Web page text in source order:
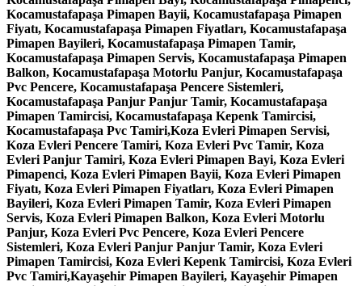
Kocamustafapaşa Pimapen Bayii, Kocamustafapaşa Pimapen
Fiyatı, Kocamustafapaşa Pimapen Fiyatları, Kocamustafapaşa
Pimapen Bayileri, Kocamustafapaşa Pimapen Tamir,
Kocamustafapaşa Pimapen Servis, Kocamustafapaşa Pimapen
Balkon, Kocamustafapaşa Motorlu Panjur, Kocamustafapaşa
Pvc Pencere, Kocamustafapaşa Pencere Sistemleri,
Kocamustafapaşa Panjur Panjur Tamir, Kocamustafapaşa
Pimapen Tamircisi, Kocamustafapaşa Kepenk Tamircisi,
Kocamustafapaşa Pvc Tamiri,Koza Evleri Pimapen Servisi,
Koza Evleri Pencere Tamiri, Koza Evleri Pvc Tamir, Koza
Evleri Panjur Tamiri, Koza Evleri Pimapen Bayi, Koza Evleri
Pimapenci, Koza Evleri Pimapen Bayii, Koza Evleri Pimapen
Fiyatı, Koza Evleri Pimapen Fiyatları, Koza Evleri Pimapen
Bayileri, Koza Evleri Pimapen Tamir, Koza Evleri Pimapen
Servis, Koza Evleri Pimapen Balkon, Koza Evleri Motorlu
Panjur, Koza Evleri Pvc Pencere, Koza Evleri Pencere
Sistemleri, Koza Evleri Panjur Panjur Tamir, Koza Evleri
Pimapen Tamircisi, Koza Evleri Kepenk Tamircisi, Koza Evleri
Pvc Tamiri,Kayaşehir Pimapen Bayileri, Kayaşehir Pimapen